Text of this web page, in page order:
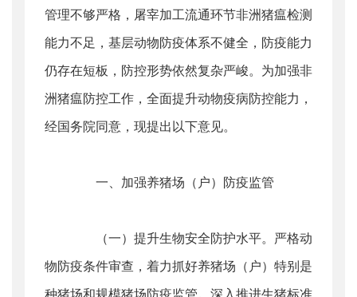
管理不够严格，屠宰加工流通环节非洲猪瘟检测
能力不足，基层动物防疫体系不健全，防疫能力
仍存在短板，防控形势依然复杂严峻。为加强非
洲猪瘟防控工作，全面提升动物疫病防控能力，
经国务院同意，现提出以下意见。
一、加强养猪场（户）防疫监管
（一）提升生物安全防护水平。严格动
物防疫条件审查，着力抓好养猪场（户）特别是
种猪场和规模猪场防疫监管。深入推进生猪标准